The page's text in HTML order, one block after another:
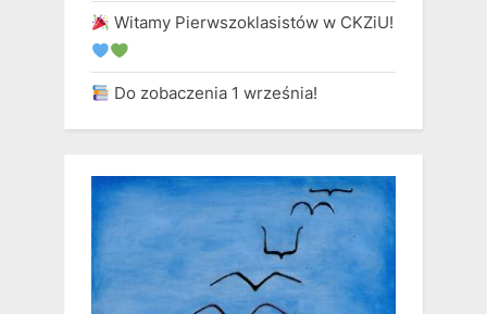
Witamy Pierwszoklasistów w CKZiU!
Do zobaczenia 1 września!